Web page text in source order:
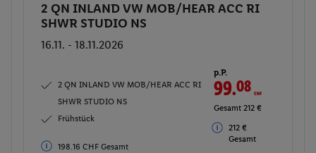
Buchen
2 QN INLAND VW MOB/HEAR ACC RI
SHWR STUDIO NS
16.11. - 18.11.2026
2 QN INLAND VW MOB/HEAR ACC RI
SHWR STUDIO NS
Frühstück
198.16 CHF Gesamt
p.P.
99.08CHF
Gesamt 212 €
212 €
Gesamt